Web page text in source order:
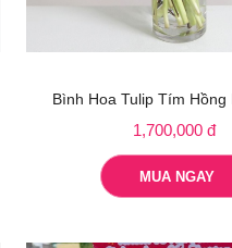
Bình Hoa Tulip Tím Hồng
1,700,000 đ
MUA NGAY